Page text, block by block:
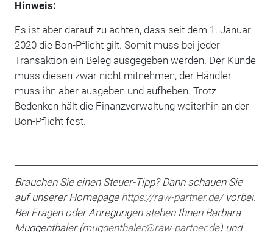
Hinweis:
Es ist aber darauf zu achten, dass seit dem 1. Januar
2020 die Bon-Pflicht gilt. Somit muss bei jeder
Transaktion ein Beleg ausgegeben werden. Der Kunde
muss diesen zwar nicht mitnehmen, der Händler
muss ihn aber ausgeben und aufheben. Trotz
Bedenken hält die Finanzverwal­tung weiterhin an der
Bon-Pflicht fest.
Brauchen Sie einen Steuer-Tipp? Dann schauen Sie
auf unserer Homepage https://raw-partner.de/vorbei.
Bei Fragen oder An­regungen stehen Ihnen Barbara
Muggenthaler (muggenthaler@raw-partner.de) und